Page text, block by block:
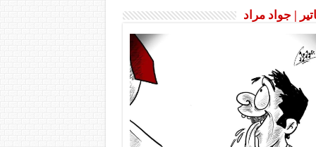
| جواد مراد